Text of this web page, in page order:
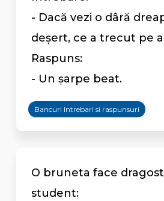
- Dacă vezi o dâră
deșert, ce a trecut pe
Raspuns:
- Un șarpe beat.
Bancuri Intrebari si raspunsuri
O bruneta face
student: